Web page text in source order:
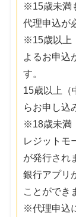
※15歳未満
代理申込が
※15歳以上
よるお申込
す。
15歳以上（
らお申し込
※18歳未満
レジットモ
が発行され
銀行アプリ
ことができ
※代理申込